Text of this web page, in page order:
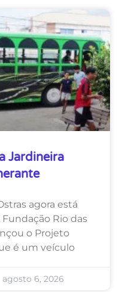
Jardineira
agora está
Rio das
o Projeto
é um veículo
agosto 6, 2026